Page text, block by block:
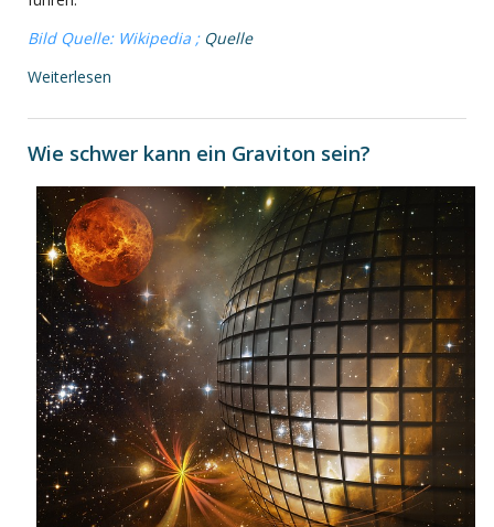
Bild Quelle: Wikipedia ; Quelle
Weiterlesen
Wie schwer kann ein Graviton sein?